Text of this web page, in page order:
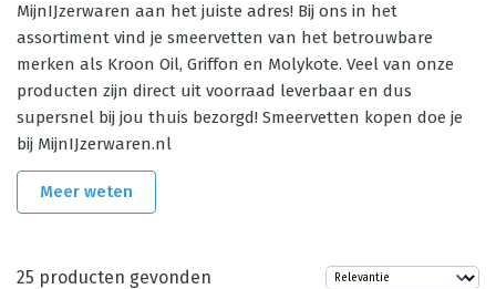
MijnIJzerwaren aan het juiste adres! Bij ons in het
assortiment vind je smeervetten van het betrouwbare
merken als Kroon Oil, Griffon en Molykote. Veel van onze
producten zijn direct uit voorraad leverbaar en dus
supersnel bij jou thuis bezorgd! Smeervetten kopen doe je
bij MijnIJzerwaren.nl
Meer weten
25 producten gevonden